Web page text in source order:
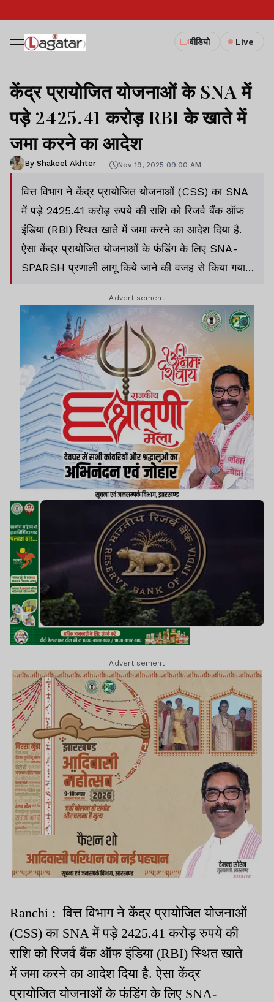
वीडियो Live
केंद्र प्रायोजित योजनाओं के SNA में
पड़े 2425.41 करोड़ RBI के खाते में
जमा करने का आदेश
By Shakeel Akhter Nov 19, 2025 09:00 AM
वित्त विभाग ने केंद्र प्रायोजित योजनाओं (CSS) का SNA
में पड़े 2425.41 करोड़ रुपये की राशि को रिजर्व बैंक ऑफ
इंडिया (RBI) स्थित खाते में जमा करने का आदेश दिया है.
ऐसा केंद्र प्रायोजित योजनाओं के फंडिंग के लिए SNA-
SPARSH प्रणाली लागू किये जाने की वजह से किया गया
इससे पहले तक केंद्र प्रायोजित योजनाओं की फंडिंग के लिए
SNA का इस्तेमाल किया जाता था.
Advertisement
Advertisement
Ranchi : वित्त विभाग ने केंद्र प्रायोजित योजनाओं
(CSS) का SNA में पड़े 2425.41 करोड़ रुपये की
राशि को रिजर्व बैंक ऑफ इंडिया (RBI) स्थित खाते
में जमा करने का आदेश दिया है. ऐसा केंद्र
प्रायोजित योजनाओं के फंडिंग के लिए SNA-